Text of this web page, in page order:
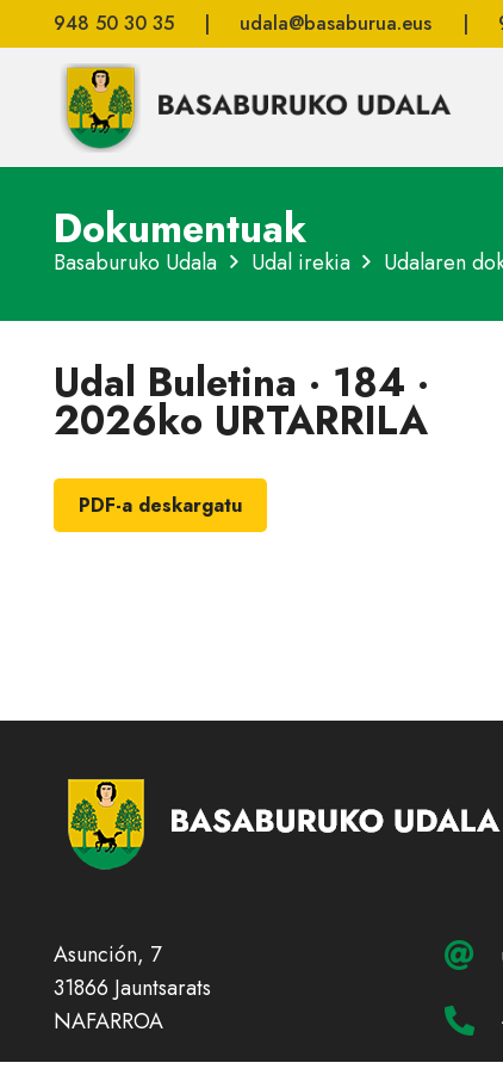
948 50 30 35 | udala@basaburua.eus |
Dokumentuak
Basaburuko Udala Udal irekia Udalaren
Udal Buletina · 184 ·
2026ko URTARRILA
PDF-a deskargatu
Asunción, 7
31866 Jauntsarats
NAFARROA